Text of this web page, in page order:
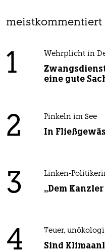
meistkommentiert
1 Wehrplicht in
eine gute
2 Pinkeln im See
In
3 Linken-
„Dem
4 Teuer,
Sind